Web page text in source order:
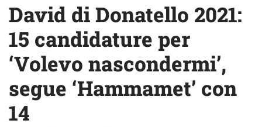
David di Donatello 2021:
15 candidature per
‘Volevo nascondermi’,
segue ‘Hammamet’ con
14